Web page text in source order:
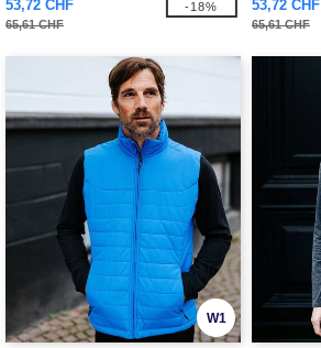
53,72 CHF
65,61 CHF
-18% 53,72 CHF
65,61 CHF
W1